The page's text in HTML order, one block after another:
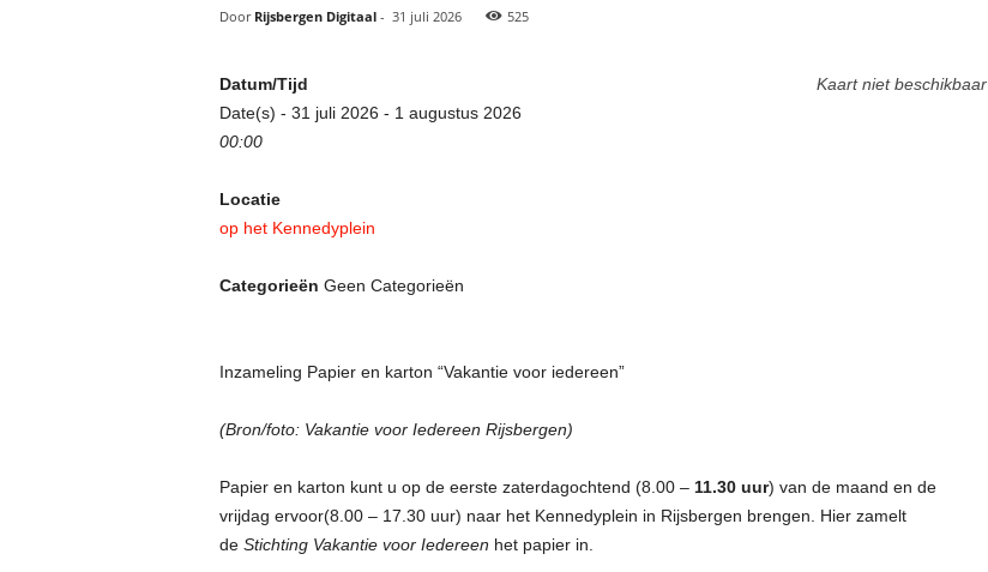
Door Rijsbergen Digitaal- 31 juli 2026 525
Kaart niet beschikbaar
Datum/Tijd
Date(s) - 31 juli 2026 - 1 augustus 2026
00:00
Locatie
op het Kennedyplein
Categorieën Geen Categorieën
Inzameling Papier en karton “Vakantie voor iedereen”
(Bron/foto: Vakantie voor Iedereen Rijsbergen)
Papier en karton kunt u op de eerste zaterdagochtend (8.00 – 11.30 uur) van de maand en de
vrijdag ervoor(8.00 – 17.30 uur) naar het Kennedyplein in Rijsbergen brengen. Hier zamelt
de Stichting Vakantie voor Iedereen het papier in.